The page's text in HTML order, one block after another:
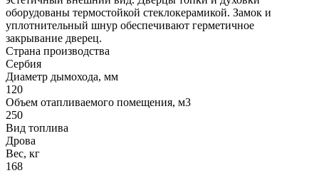
оборудованы термостойкой стеклокерамикой. Замок и
уплотнительный шнур обеспечивают герметичное
закрывание дверец.
Страна производства
Сербия
Диаметр дымохода, мм
120
Объем отапливаемого помещения, м3
250
Вид топлива
Дрова
Вес, кг
168